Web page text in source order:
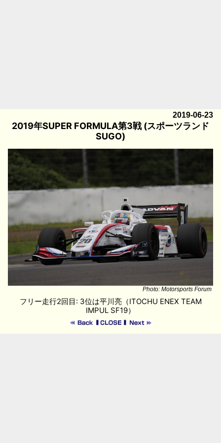
2019-06-23
2019年SUPER FORMULA第3戦 (スポーツランド
SUGO)
Photo: Motorsports Forum
フリー走行2回目: 3位は平川亮（ITOCHU ENEX TEAM
IMPUL SF19）